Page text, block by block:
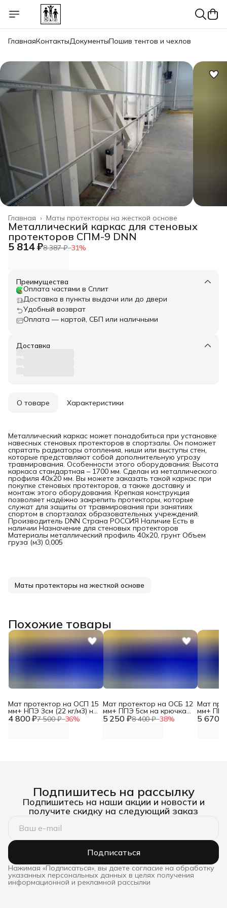
ГлавнаяКонтактыДокументыПошив тентов и чехлов
Маты протекторы на жесткой основе
Главная ›
Металлический каркас для стеновых
протекторов СПМ-9 DNN
5 814 ₽8 387 ₽−31%
Преимущества
Оплата частями в Сплит
Доставка в пункты выдачи или до двери
Удобный возврат
Оплата — картой, СБП или наличными
Доставка
О товаре Характеристики
Металлический каркас может понадобиться при установке
навесных стеновых протекторов в спортзалы. Он поможет
спрятать радиаторы отопления, ниши или выступы стен,
которые представляют собой дополнительную угрозу
травмирования. Особенности этого оборудования: Высота
каркаса стандартная – 1700 мм. Сделан из металлического
профиля 40х20 мм. Вы можете заказать такой каркас при
покупке стеновых протекторов, а также доставку и
монтаж этого оборудования. Крепкая конструкция
позволяет надёжно закрепить протекторы, которые
служат для защиты от травмирования при занятиях
спортом в спортзалах образовательных учреждений.
Производитель DNN Страна РОССИЯ Наличие Есть в
наличии Назначение для стеновых протекторов
Материалы металлический профиль 40х20, грунт Объем
груза (м3) 0,005
Маты протекторы на жесткой основе
Похожие товары
4 800 ₽7 500 ₽−36%
Мат протектор на ОСП 15
мм+ НПЭ 3см (22 кг/м3) на
крючках DNN 5 250 ₽8 400 ₽−38%
Мат протектор на ОСБ 12
мм+ ППЭ 5см на крючках
DNN 5 670 ₽
Мат
мм+
DNN
Подпишитесь на рассылку
Подпишитесь на наши акции и новости и
получите скидку на следующий заказ
Подписаться
Нажимая «Подписаться», вы даете согласие на обработку
указанных персональных данных в целях получения
информационной и рекламной рассылки